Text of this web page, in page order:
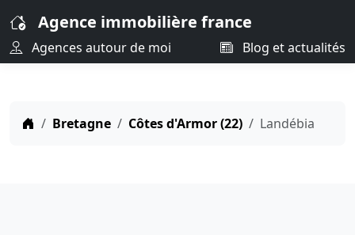
Agence immobilière france
Agences autour de moi Blog et actualités
Bretagne Côtes d'Armor (22) Landébia